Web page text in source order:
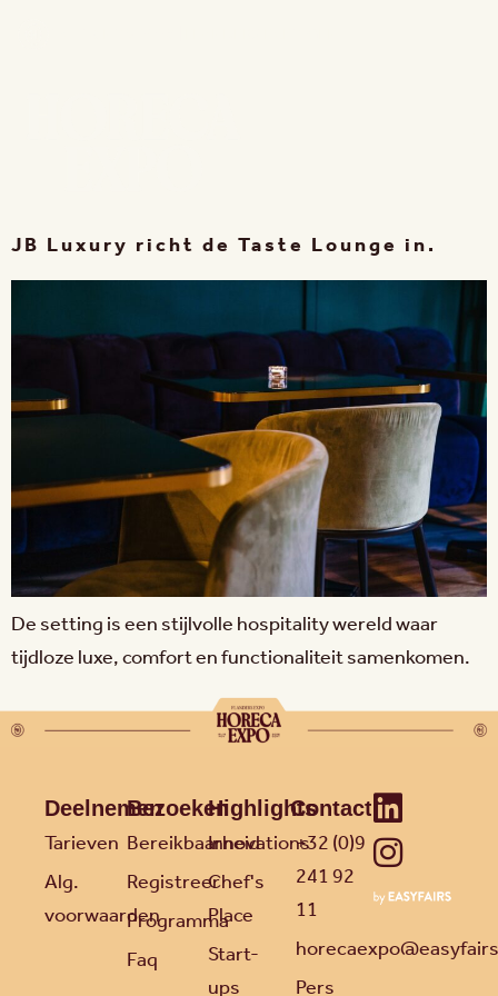
JB Luxury richt de Taste Lounge in.
De setting is een stijlvolle hospitality wereld waar
tijdloze luxe, comfort en functionaliteit samenkomen.
Deelnemen
Tarieven
Alg.
voorwaarden
Bezoeken
Bereikbaarheid
Registreer
Programma
Faq
Highlights
Innovations
Chef's
Place
Start-
ups
Contact
+32 (0)9
241 92
11
Pers